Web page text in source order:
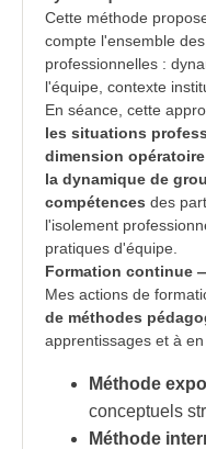
Cette méthode
compte l'ensemble
professionnelles :
l'équipe, contexte
En séance, cette
les situations
dimension opératoire
la dynamique de
compétences des
l'isolement
pratiques d'équipe.
Formation continue
Mes actions de
de méthodes
apprentissages et à
Méthode
conceptuels
Méthode